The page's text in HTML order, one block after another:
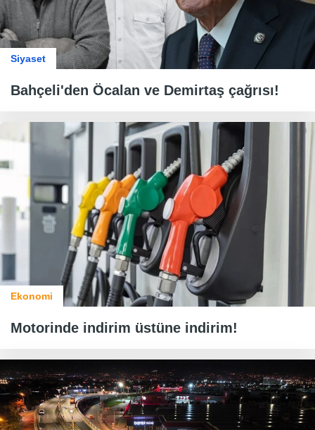
Siyaset
Bahçeli'den Öcalan ve Demirtaş çağrısı!
Ekonomi
Motorinde indirim üstüne indirim!